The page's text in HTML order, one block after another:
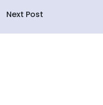
Next Post